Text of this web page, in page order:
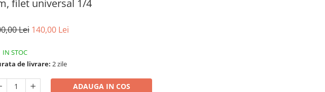
filet universal 1/4
Lei 140,00 Lei
IN STOC
de livrare: 2 zile
ADAUGA IN COS